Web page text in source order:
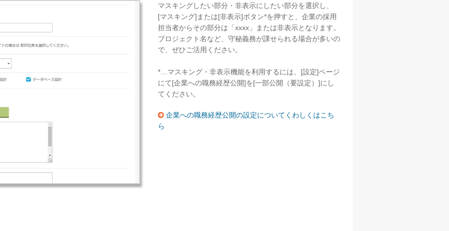
マスキングしたい部分・非表示にしたい部分を選択し、
[マスキング]または[非表示]ボタン*を押すと、企業の採用
担当者からその部分は「xxxx」または非表示となります。
プロジェクト名など、守秘義務が課せられる場合が多いの
で、ぜひご活用ください。
*…マスキング・非表示機能を利用するには、[設定]ページ
にて[企業への職務経歴公開]を[一部公開（要設定）]にし
てください。
企業への職務経歴公開の設定についてくわしくはこち
ら